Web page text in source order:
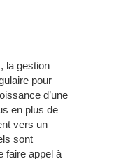
la gestion
pour
d’une
en plus de
vers un
sont
faire appel à